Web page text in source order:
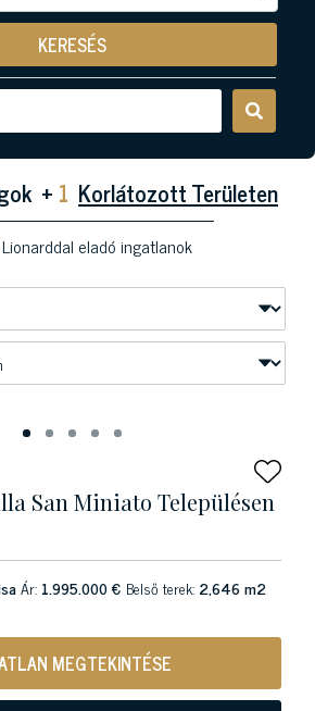
KERESÉS
+ 1 Korlátozott Területen
Lionarddal eladó ingatlanok
San Miniato Településen
Ár: 1.995.000 € Belső terek: 2,646 m2
MEGTEKINTÉSE